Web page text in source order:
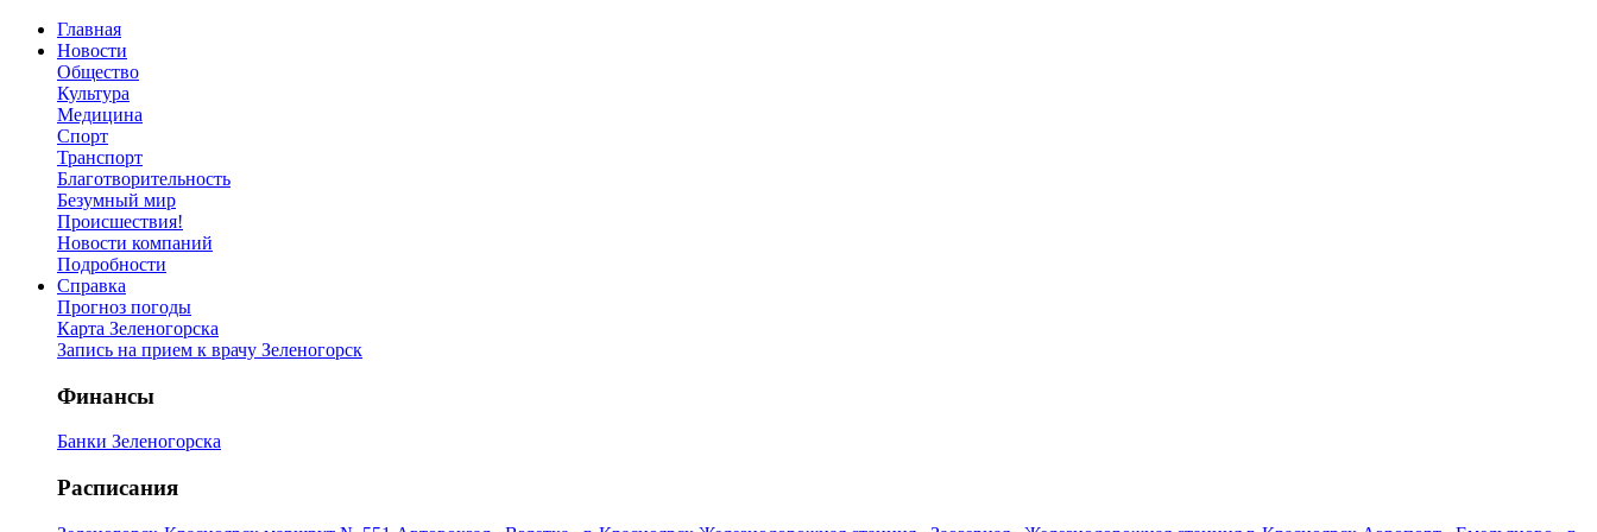
Главная
Новости
Общество
Культура
Медицина
Спорт
Транспорт
Благотворительность
Безумный мир
Происшествия!
Новости компаний
Подробности
Справка
Прогноз погоды
Карта Зеленогорска
Запись на прием к врачу Зеленогорск
Финансы
Банки Зеленогорска
Расписания